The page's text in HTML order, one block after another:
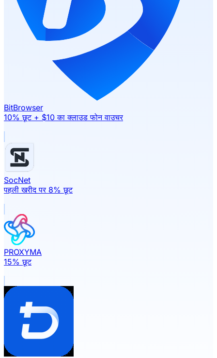
BitBrowser
10% छूट + $10 का क्लाउड फोन वाउचर
SocNet
पहली खरीद पर 8% छूट
PROXYMA
15% छूट